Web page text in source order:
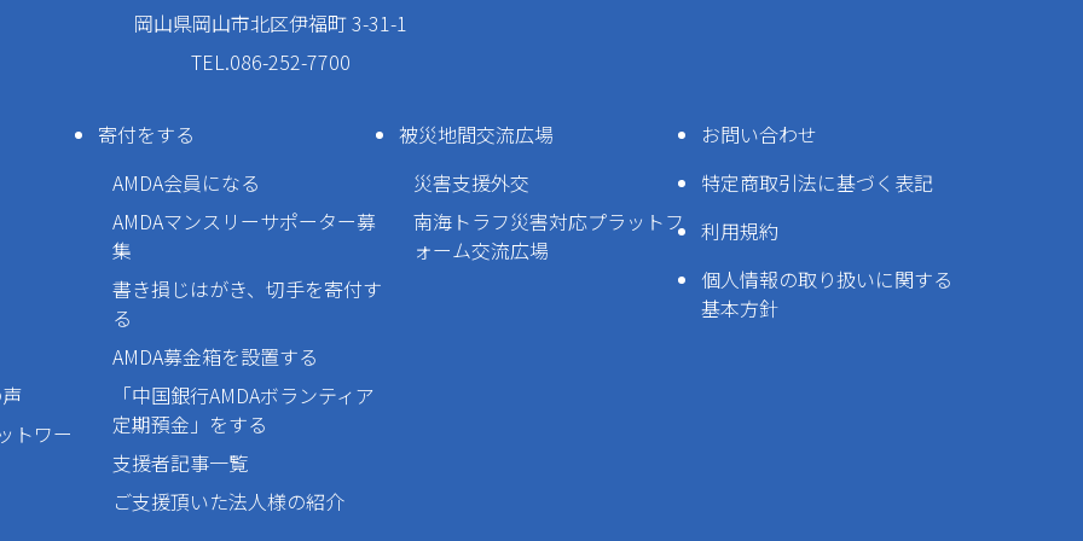
岡山県岡山市北区伊福町 3-31-1
TEL.086-252-7700
トワー
寄付をする
AMDA会員になる
AMDAマンスリーサポーター募
集
書き損じはがき、切手を寄付す
る
AMDA募金箱を設置する
「中国銀行AMDAボランティア
定期預金」をする
支援者記事一覧
ご支援頂いた法人様の紹介
被災地間交流広場
災害支援外交
南海トラフ災害対応プラットフ
ォーム交流広場
お問い合わせ
特定商取引法に基づく表記
利用規約
個人情報の取り扱いに関する
基本方針